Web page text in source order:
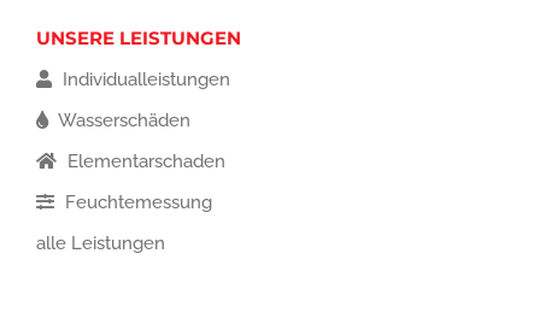
UNSERE LEISTUNGEN
Individualleistungen
Wasserschäden
Elementarschaden
Feuchtemessung
alle Leistungen